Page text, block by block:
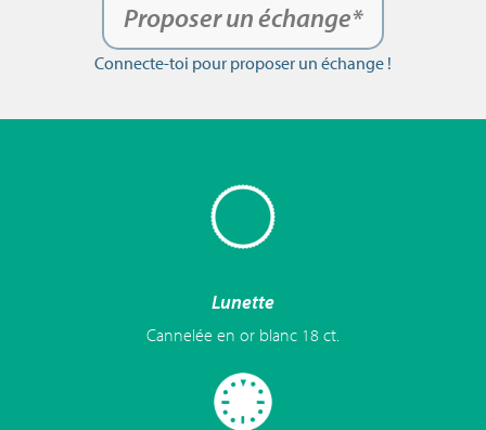
Proposer un échange*
Connecte-toi pour proposer un échange !
Lunette
Cannelée en or blanc 18 ct.